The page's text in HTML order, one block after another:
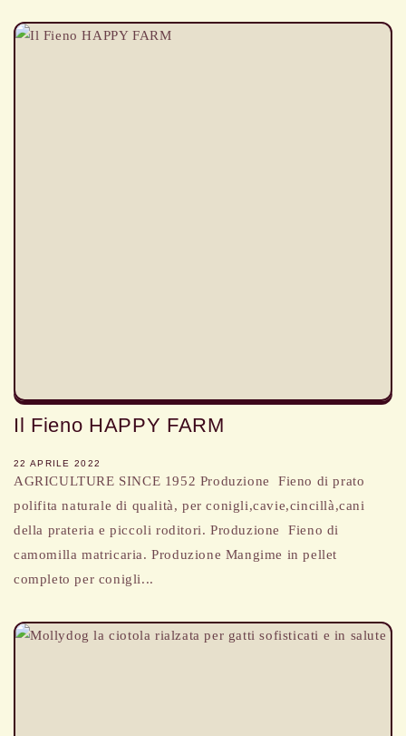
Il Fieno HAPPY FARM
22 APRILE 2022
AGRICULTURE SINCE 1952 Produzione Fieno di prato
polifita naturale di qualità, per conigli,cavie,cincillà,cani
della prateria e piccoli roditori. Produzione Fieno di
camomilla matricaria. Produzione Mangime in pellet
completo per conigli...